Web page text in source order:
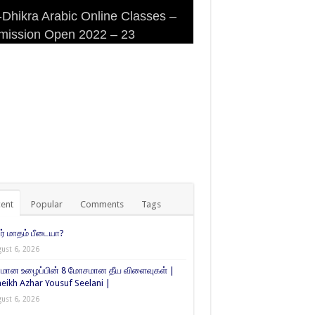
Arabic Online Classes –
Open 2022 – 23
Arabic Online Classes –
DHIKRA ARABIC COLLEGE
Masjid (Kuwait Masjid), Malaz,
Popular Comments Tags
மாதம் பீடையா?
6, 2026
உழைப்பின் 8 மோசமான தீய விளைவுகள் |
Azhar Yousuf Seelani |
6, 2026